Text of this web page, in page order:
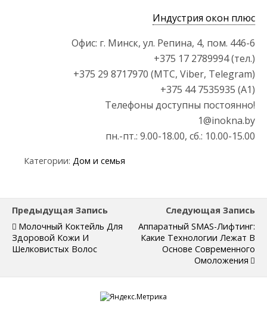
Индустрия окон плюс
Офис: г. Минск, ул. Репина, 4, пом. 446-6
+375 17 2789994 (тел.)
+375 29 8717970 (МТС, Viber, Telegram)
+375 44 7535935 (А1)
Телефоны доступны постоянно!
1@inokna.by
пн.-пт.: 9.00-18.00, сб.: 10.00-15.00
Категории: Дом и семья
Предыдущая Запись
Молочный Коктейль Для
Здоровой Кожи И
Шелковистых Волос
Следующая Запись
Аппаратный SMAS-Лифтинг:
Какие Технологии Лежат В
Основе Современного
Омоложения